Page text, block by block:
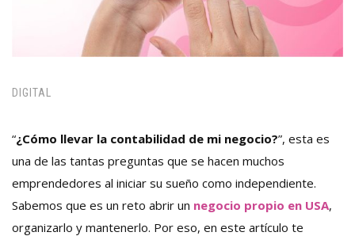
DIGITAL
“¿Cómo llevar la contabilidad de mi negocio?”, esta es
una de las tantas preguntas que se hacen muchos
emprendedores al iniciar su sueño como independiente.
Sabemos que es un reto abrir un negocio propio en USA,
organizarlo y mantenerlo. Por eso, en este artículo te